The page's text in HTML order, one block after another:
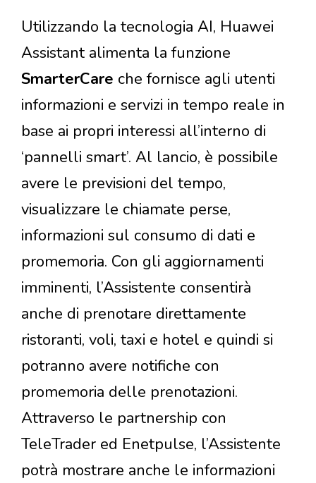
Utilizzando la tecnologia AI, Huawei
Assistant alimenta la funzione
SmarterCare che fornisce agli utenti
informazioni e servizi in tempo reale in
base ai propri interessi all’interno di
‘pannelli smart’. Al lancio, è possibile
avere le previsioni del tempo,
visualizzare le chiamate perse,
informazioni sul consumo di dati e
promemoria. Con gli aggiornamenti
imminenti, l’Assistente consentirà
anche di prenotare direttamente
ristoranti, voli, taxi e hotel e quindi si
potranno avere notifiche con
promemoria delle prenotazioni.
Attraverso le partnership con
TeleTrader ed Enetpulse, l’Assistente
potrà mostrare anche le informazioni